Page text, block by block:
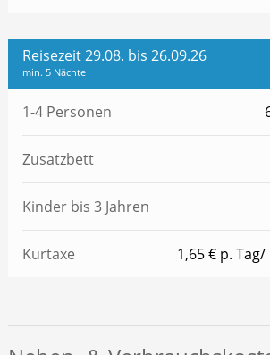
Reisezeit 29.08. bis 26.09.26
min. 5 Nächte
1-4 Personen
Zusatzbett
Kinder bis 3 Jahren
Kurtaxe 1,65 € p. Tag/